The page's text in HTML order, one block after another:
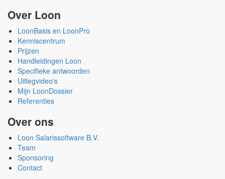
Over Loon
LoonBasis en LoonPro
Kenniscentrum
Prijzen
Handleidingen Loon
Specifieke antwoorden
Uitlegvideo's
Mijn LoonDossier
Referenties
Over ons
Loon Salarissoftware B.V.
Team
Sponsoring
Contact